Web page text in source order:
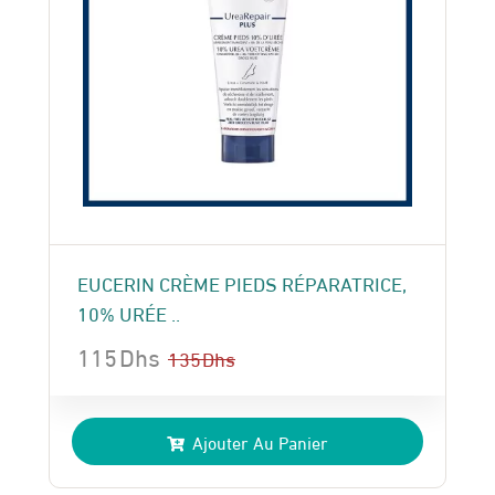
EUCERIN CRÈME PIEDS RÉPARATRICE,
10% URÉE ..
135Dhs
prix
initial
115Dhs
prix
actuel
Ajouter Au Panier